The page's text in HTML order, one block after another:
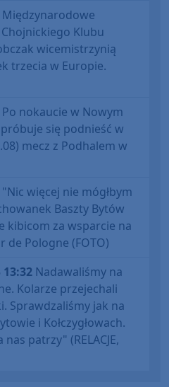
Międzynarodowe
Klubu
wicemistrzynią
trzecia w Europie.
Po nokaucie w Nowym
się podnieść w
mecz z Podhalem w
"Nic więcej nie mógłbym
Baszty Bytów
kibicom za wsparcie na
de Pologne (FOTO)
13:32 Nadawaliśmy na
Kolarze przejechali
Sprawdzaliśmy jak na
i Kołczygłowach.
patrzy" (RELACJE,